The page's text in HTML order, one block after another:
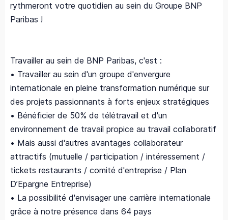
rythmeront votre quotidien au sein du Groupe BNP
Paribas !
Travailler au sein de BNP Paribas, c'est :
• Travailler au sein d'un groupe d'envergure
internationale en pleine transformation numérique sur
des projets passionnants à forts enjeux stratégiques
• Bénéficier de 50% de télétravail et d'un
environnement de travail propice au travail collaboratif
• Mais aussi d'autres avantages collaborateur
attractifs (mutuelle / participation / intéressement /
tickets restaurants / comité d'entreprise / Plan
D’Epargne Entreprise)
• La possibilité d'envisager une carrière internationale
grâce à notre présence dans 64 pays